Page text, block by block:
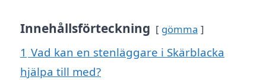
Innehållsförteckning gömma
1 Vad kan en stenläggare i Skärblacka
hjälpa till med?